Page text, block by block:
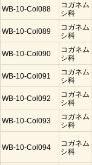
WB-10-Col088
コガネム
シ科
WB-10-Col089
コガネム
シ科
WB-10-Col090
コガネム
シ科
WB-10-Col091
コガネム
シ科
WB-10-Col092
コガネム
シ科
WB-10-Col093
コガネム
シ科
WB-10-Col094
コガネム
シ科